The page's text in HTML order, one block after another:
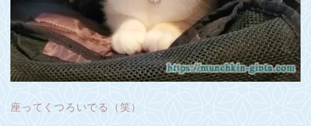
座ってくつろいでる（笑）